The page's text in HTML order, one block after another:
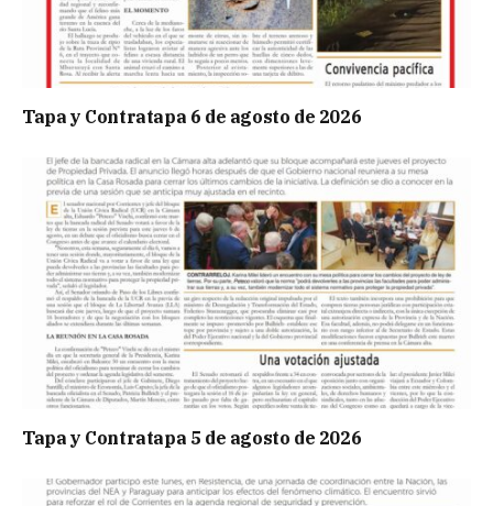
Tapa y Contratapa 6 de agosto de 2026
Tapa y Contratapa 5 de agosto de 2026